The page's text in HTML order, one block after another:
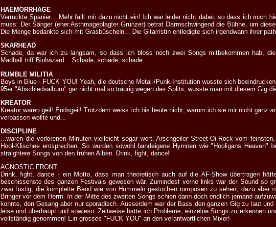
HAEMORRHAGE
Verrückte Spanier... Mehr fällt mir dazu nicht ein! Ich war leider nicht dabei, so dass ich mich
muss: Der Sänger (eher Asthmageplagter Grunzer) betrat Darmschwingend die Bühne, um
Die Menge bedankte sich mit Grasbüscheln... Die Gitarristin entledigte sich irgendwann ihrer
SKARHEAD
Schade, da war ich zu langsam, so dass ich bloss noch zwei Songs mitbekommen hab,
Madball triff Biohazard... Schade, schade, schade...
RUMBLE MILITIA
Boys in Blue - FUCK YOU! Yeah, die deutsche Metal-/Punk-Institution wusste sich
95er "Abschiedsalbum" gar nicht mal so traurig wegen des Splits, wusste man mit diesem Gig
KREATOR
Kreator waren geil! Endsgeil! Trotzdem weiss ich bis heute nicht, warum ich sie mir nicht ganz
verpassen wollte und...
DISCIPLINE
...waren die verlorenen Minuten vielleicht sogar wert. Arschgeiler Street-Oi-Rock vom
Hool-Klischee entsprechen. So wurden sowohl bandeigene Hymnen wie "Hooligans Heaven"
straightere Songs von den frühen Alben. Drink, fight, dance!
AGNOSTIC FRONT
Drink, fight, dance - ein Motto, dass man theoretisch auch auf die AF-Show übertragen
beschissenste des ganzen Festivals gewesen wär. Zumindest vorne links war der Sound so
zwar lustig, die komplette Band wie von Hummeln gestochen rumposen zu sehen, dazu aber
Bringer vor dem Herrn. In der Mitte des zweiten Songs schien dann doch endlich jemand
konnte, den Gesang aber nur sporadisch. Ausserdem war der Bass den ganzen Gig zu laut
leise und überhaupt und sowieso. Zeitweise hatte ich Probleme, einzelne Songs zu erkennen
vollständig genommen! Ein grosses "FUCK YOU" an den verantwortlichen Mixer!